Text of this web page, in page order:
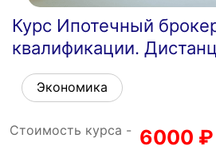
Курс Ипотечный
квалификации.
Экономика
Стоимость курса - 6000 ₽